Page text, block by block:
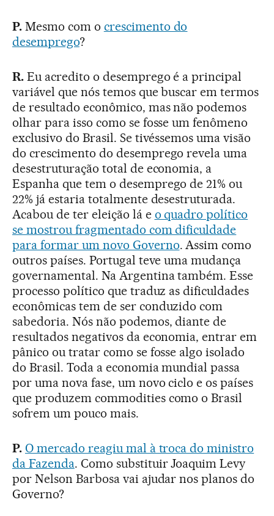
P.Mesmo com o crescimento do
desemprego?
R.Eu acredito o desemprego é a principal
variável que nós temos que buscar em termos
de resultado econômico, mas não podemos
olhar para isso como se fosse um fenômeno
exclusivo do Brasil. Se tivéssemos uma visão
do crescimento do desemprego revela uma
desestruturação total de economia, a
Espanha que tem o desemprego de 21% ou
22% já estaria totalmente desestruturada.
Acabou de ter eleição lá e o quadro político
se mostrou fragmentado com dificuldade
para formar um novo Governo. Assim como
outros países. Portugal teve uma mudança
governamental. Na Argentina também. Esse
processo político que traduz as dificuldades
econômicas tem de ser conduzido com
sabedoria. Nós não podemos, diante de
resultados negativos da economia, entrar em
pânico ou tratar como se fosse algo isolado
do Brasil. Toda a economia mundial passa
por uma nova fase, um novo ciclo e os países
que produzem commodities como o Brasil
sofrem um pouco mais.
P. O mercado reagiu mal à troca do ministro
da Fazenda. Como substituir Joaquim Levy
por Nelson Barbosa vai ajudar nos planos do
Governo?